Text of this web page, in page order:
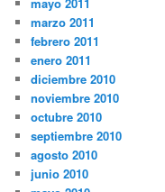
marzo 2011
febrero 2011
enero 2011
diciembre 2010
noviembre 2010
octubre 2010
septiembre 2010
agosto 2010
junio 2010